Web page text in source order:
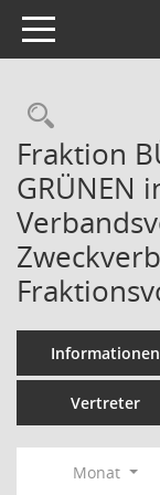
Toggle navigation
Fraktion
GRÜNEN
Informationen
Vertreter
Monat